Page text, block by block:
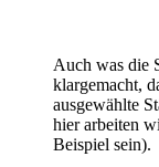
Auch was die
klargemacht,
ausgewählte
hier arbeiten
Beispiel sein).